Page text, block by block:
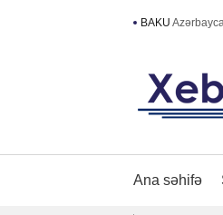
BAKU
Ana səhifə